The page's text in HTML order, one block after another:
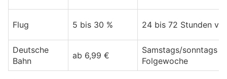
Flug 5 bis 30 % 24 bis 72 Stunden
Deutsche
Bahn
ab 6,99 €
Samstags/sonntags
Folgewoche